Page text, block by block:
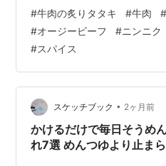
り込んで下味をつける。 次に
いて、強火で煙が出る直前ま
の面を約30秒から１分ずつ焼
バーナーで直火で炙ったら直
ミホイルで二重に包み、火を
フタをして中心まで温める。
#牛肉の炙りタタキ #牛肉
#オージービーフ #ニンニク
#スパイス
スケッチブック • 2ヶ月前
かけるだけで毎日そうめ
れ7選 めんつゆより止ま